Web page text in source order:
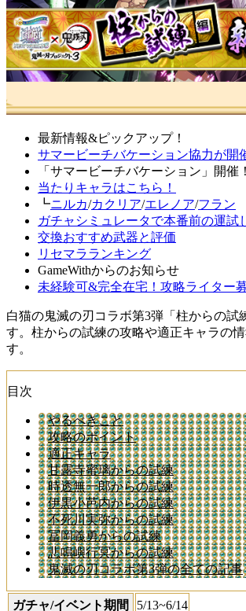
最新情報&ピックアップ！
サマービーチバケーション協力が開
「サマービーチバケーション」開催！
当たりキャラはこちら！
┗ニルカ/カクリア/エレノア/フラン
ガチャシミュレータで本番前の運試
交換おすすめ武器と評価
リセマラランキング
GameWithからのお知らせ
未経験可&完全在宅！攻略ライター募
白猫の鬼滅の刃コラボ第3弾「柱からの試
す。柱からの試練の攻略や適正キャラの
す。
目次
やるべきこと
攻略のポイント
適正キャラ
甘露寺蜜璃からの試練
時透無一郎からの試練
伊黒小芭内からの試練
不死川実弥からの試練
冨岡義勇からの試練
悲鳴嶼行冥からの試練
鬼滅の刃コラボ第3弾の全ての記事
ガチャ/イベント期間 5/13~6/14